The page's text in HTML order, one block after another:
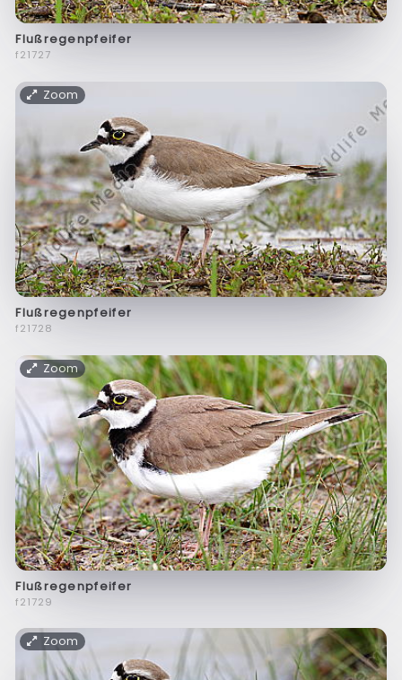
Flußregenpfeifer
f21727
Zoom
Flußregenpfeifer
f21728
Zoom
Flußregenpfeifer
f21729
Zoom